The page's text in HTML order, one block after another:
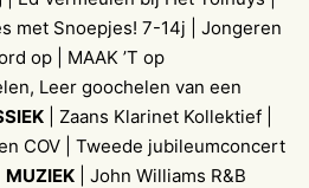
met Snoepjes! 7-14j | Jongeren
op | MAAK ’T op
Leer goochelen van een
| Zaans Klarinet Kollektief |
COV | Tweede jubileumconcert
MUZIEK | John Williams R&B